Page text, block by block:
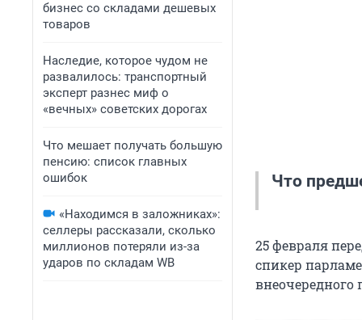
бизнес со складами дешевых
товаров
Наследие, которое чудом не
развалилось: транспортный
эксперт разнес миф о
«вечных» советских дорогах
Что мешает получать большую
пенсию: список главных
ошибок
«Находимся в заложниках»:
селлеры рассказали, сколько
миллионов потеряли из-за
ударов по складам WB
Что
соглашения
велись с
аспектов,
25 февраля
спикер
внеочередного